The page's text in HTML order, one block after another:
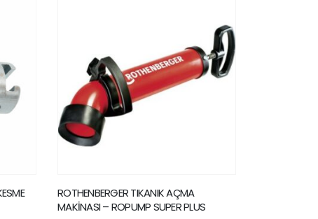
ROTHENBERGER BAGET UÇ